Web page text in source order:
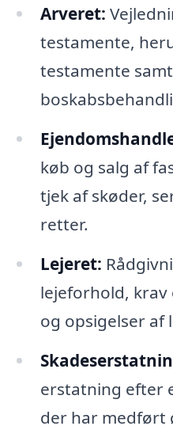
Arveret:
testamente,
testamente
køb og salg af
tjek af skøder,
retter.
Lejeret:
lejeforhold,
og opsigelser af
erstatning efter
der har medført